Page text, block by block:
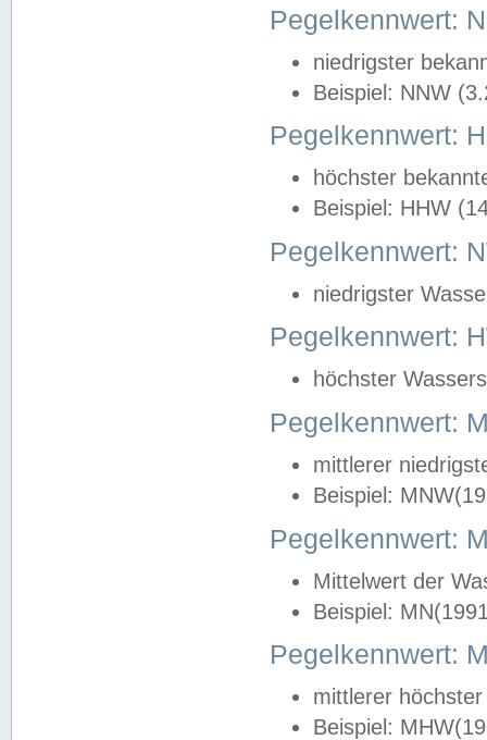
Pegelkennwert:
niedrigster
Beispiel: NNW
Pegelkennwert:
höchster
Beispiel: HHW
Pegelkennwert:
niedrigster
Pegelkennwert:
höchster
Pegelkennwert:
mittlerer
Beispiel:
Pegelkennwert:
Mittelwert der
Beispiel:
Pegelkennwert:
mittlerer
Beispiel: